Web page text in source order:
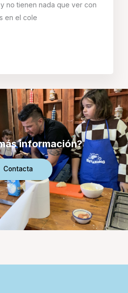
no tienen nada que ver con
en el cole
información?
Contacta